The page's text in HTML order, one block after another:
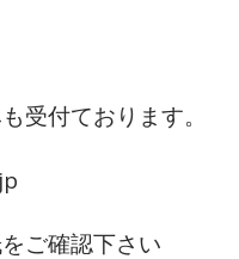
受付ております。
ご確認下さい